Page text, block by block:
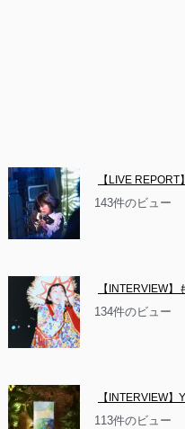
【LIVE
143件のビュー
【INTERVIEW
134件のビュー
【INTERVIEW】
113件のビュー